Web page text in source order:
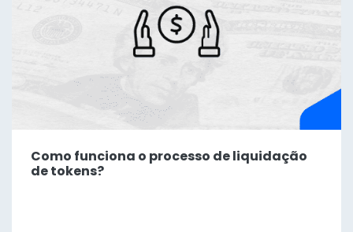
Como funciona o processo de liquidação
de tokens?